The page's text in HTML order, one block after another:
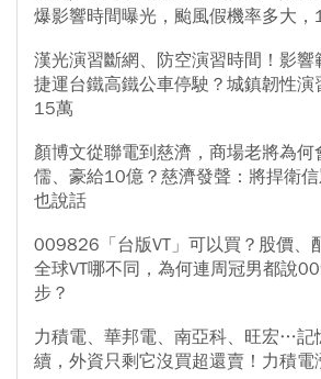
爆影響時間曝光，颱風假機率多大
漢光演習斷網、防空演習時間！影
捷運台鐵高鐵公車停駛？城鎮韌性演
15萬
顏博文從聯電到慈濟，商場老將為何
儒、豪給10億？慈濟發聲：將捍衛
也說話
009826「台版VT」可以買？股價
全球VT哪不同，為何連周冠男都說
步？
力積電、華邦電、南亞科、旺宏…記
續，外資只剩它沒買超還賣！力積電